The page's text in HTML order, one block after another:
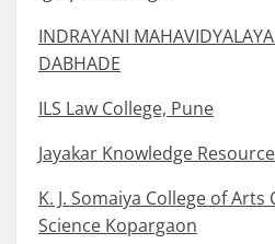
INDRAYANI
DABHADE
ILS Law College, Pune
Jayakar Knowledge
K. J. Somaiya College of
Science Kopargaon